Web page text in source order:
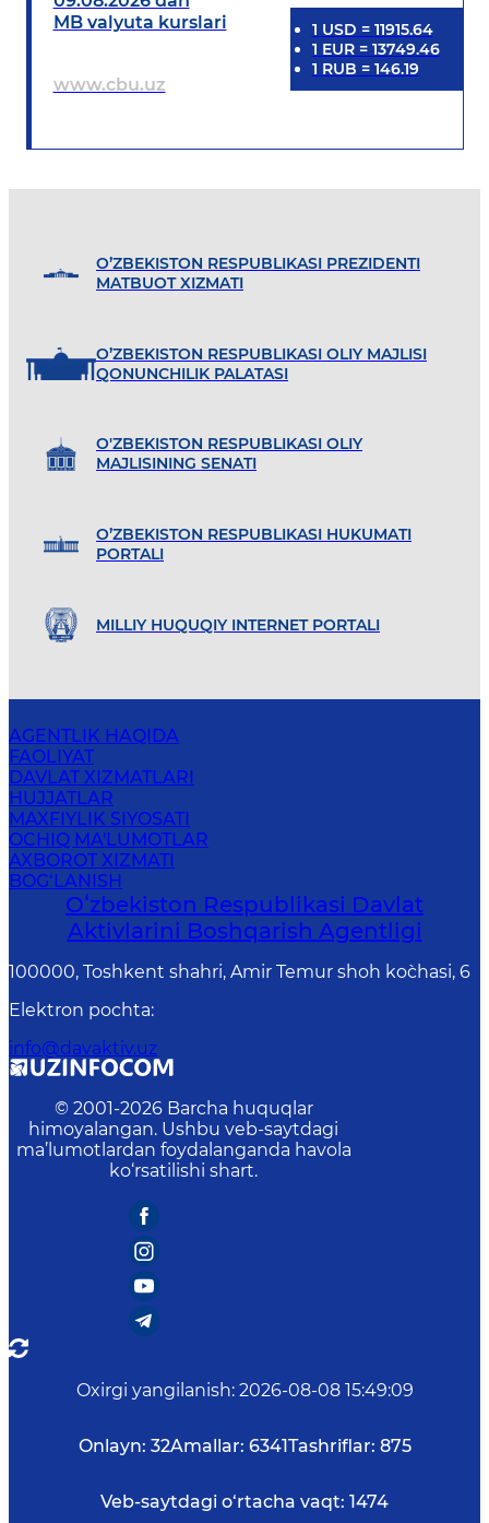
MB valyuta kurslari
www.cbu.uz
1 USD = 11915.64
1 EUR= 13749.46
1 RUB = 146.19
O’ZBEKISTON RESPUBLIKASI PREZIDENTI
MATBUOT XIZMATI
O’ZBEKISTON RESPUBLIKASI OLIY MAJLISI
QONUNCHILIK PALATASI
O'ZBEKISTON RESPUBLIKASI OLIY
MAJLISINING SENATI
O’ZBEKISTON RESPUBLIKASI HUKUMATI
PORTALI
MILLIY HUQUQIY INTERNET PORTALI
AGENTLIK HAQIDA
FAOLIYAT
DAVLAT XIZMATLARI
HUJJATLAR
MAXFIYLIK SIYOSATI
OCHIQ MA'LUMOTLAR
AXBOROT XIZMATI
BOG‘LANISH
Oʻzbekiston Respublikasi Davlat
Aktivlarini Boshqarish Agentligi
100000, Toshkent shahri, Amir Temur shoh ko`chasi, 6
Elektron pochta:
info@davaktiv.uz
© 2001-2026 Barcha huquqlar
himoyalangan. Ushbu veb-saytdagi
ma’lumotlardan foydalanganda havola
ko‘rsatilishi shart.
Oxirgi yangilanish: 2026-08-08 15:49:09
Onlayn: 32Amallar: 6341Tashriflar: 875
Veb-saytdagi o‘rtacha vaqt: 1474